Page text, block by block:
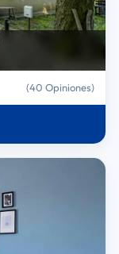
(40 Opiniones)